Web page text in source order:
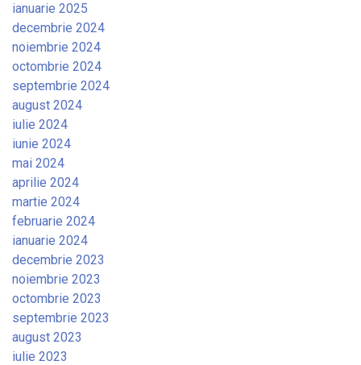
ianuarie 2025
decembrie 2024
noiembrie 2024
octombrie 2024
septembrie 2024
august 2024
iulie 2024
iunie 2024
mai 2024
aprilie 2024
martie 2024
februarie 2024
ianuarie 2024
decembrie 2023
noiembrie 2023
octombrie 2023
septembrie 2023
august 2023
iulie 2023